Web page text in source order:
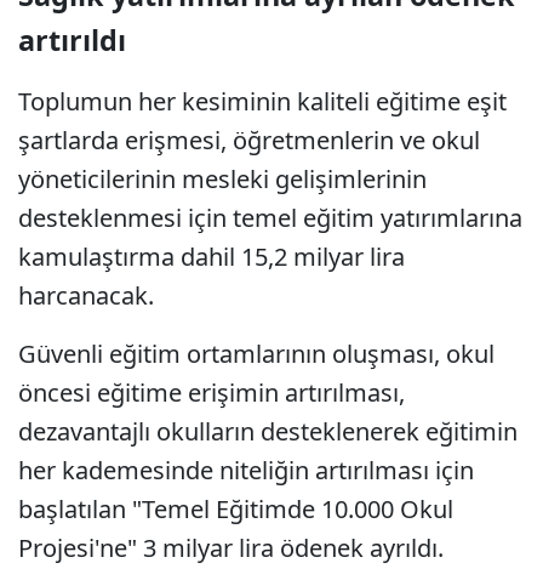
artırıldı
Toplumun her kesiminin kaliteli eğitime eşit
şartlarda erişmesi, öğretmenlerin ve okul
yöneticilerinin mesleki gelişimlerinin
desteklenmesi için temel eğitim yatırımlarına
kamulaştırma dahil 15,2 milyar lira
harcanacak.
Güvenli eğitim ortamlarının oluşması, okul
öncesi eğitime erişimin artırılması,
dezavantajlı okulların desteklenerek eğitimin
her kademesinde niteliğin artırılması için
başlatılan "Temel Eğitimde 10.000 Okul
Projesi'ne" 3 milyar lira ödenek ayrıldı.